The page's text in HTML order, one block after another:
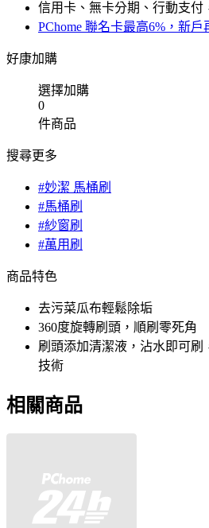
信用卡、無卡分期、行動支付
PChome 聯名卡最高6%，新戶
好康加購
選擇加購
0
件商品
搜尋更多
#妙潔 馬桶刷
#馬桶刷
#紗窗刷
#萬用刷
商品特色
去污菜瓜布輕鬆除垢
360度旋轉刷頭，順刷零死角
刷頭添加清潔液，沾水即可刷
技術
相關商品